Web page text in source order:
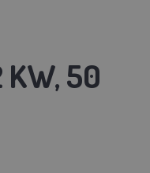
KW, 50